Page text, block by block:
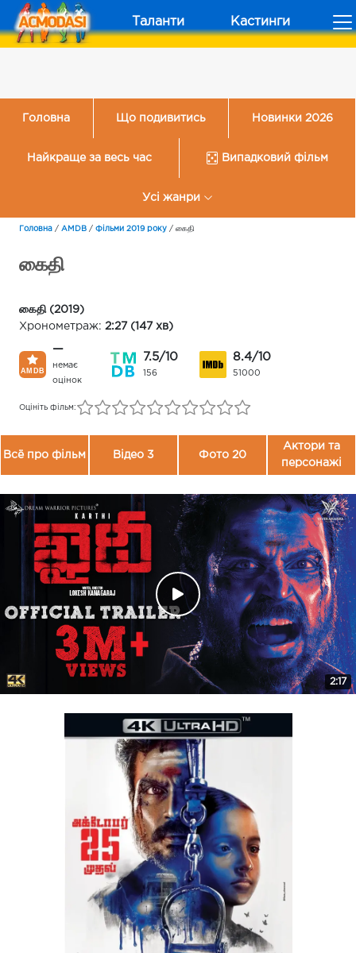
Таланти Кастинги
Головна Що подивитись Новинки 2026
Найкраще за весь час Випадковий фільм
Усі жанри
Головна / AMDB / Фільми 2019 року / கைதி
கைதி
கைதி (2019)
Хронометраж: 2:27 (147 хв)
—
немає
оцінок
7.5/10
156
8.4/10
51000
Оцініть фільм:
Всё про фільм Відео 3 Фото 20
Актори та
персонажі
2:17